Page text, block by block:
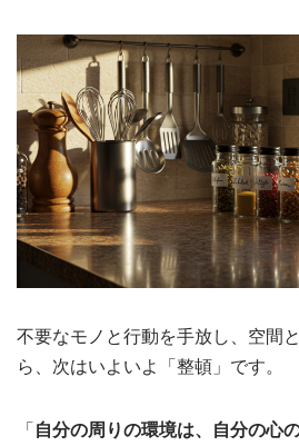
不要なモノと行動を手放し、空間
ら、次はいよいよ「整頓」です。
「 自分の周りの環境は、自分の心